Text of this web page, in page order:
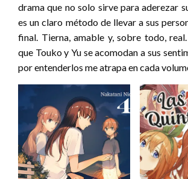
drama que no solo sirve para aderezar
es un claro método de llevar a sus
final. Tierna, amable y, sobre todo,
que Touko y Yu se acomodan a sus
por entenderlos me atrapa en cada